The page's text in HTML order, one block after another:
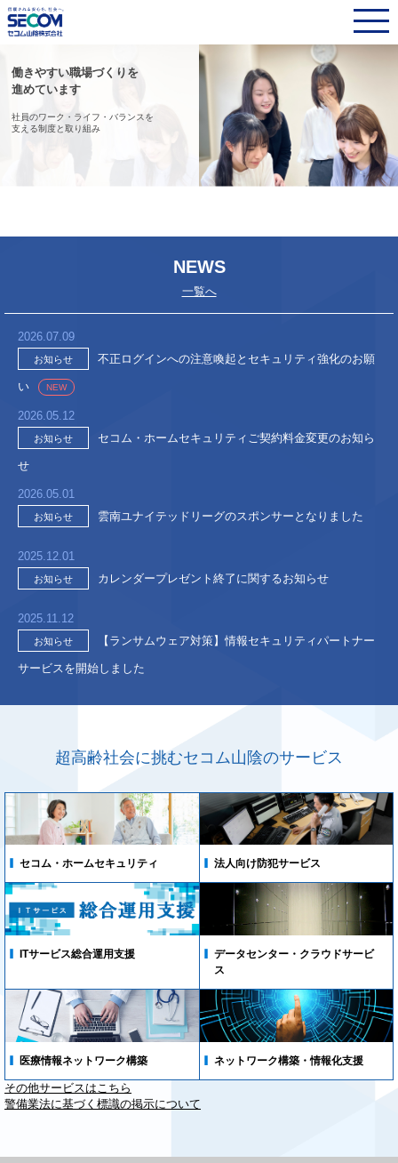
このページの本文へ
働きやすい職場づくりを
進めています
社員のワーク・ライフ・バランスを
支える制度と取り組み
お客様のIT基盤を支え
サイバー空間にも安心を
サイバーセキュリティ、ITインフラに
強みを持つサービスを提供
NEWS
一覧へ
2026.07.09
お知らせ 不正ログインへの注意喚起とセキュリティ強化のお願
い NEW
2026.05.12
お知らせ セコム・ホームセキュリティご契約料金変更のお知ら
せ
2026.05.01
お知らせ 雲南ユナイテッドリーグのスポンサーとなりました
2025.12.01
お知らせ カレンダープレゼント終了に関するお知らせ
2025.11.12
お知らせ 【ランサムウェア対策】情報セキュリティパートナー
サービスを開始しました
超高齢社会に挑むセコム山陰のサービス
セコム・ホームセキュリティ 法人向け防犯サービス
ITサービス総合運用支援
データセンター・クラウドサービ
ス
医療情報ネットワーク構築 ネットワーク構築・情報化支援
その他サービスはこちら
警備業法に基づく標識の掲示について